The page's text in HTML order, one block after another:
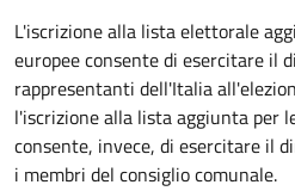
L'iscrizione alla lista elettorale
europee consente di esercitare il
rappresentanti dell'Italia
l'iscrizione alla lista aggiunta per
consente, invece, di esercitare il
i membri del consiglio comunale.